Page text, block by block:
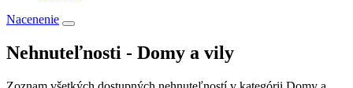
Nacenenie
Nehnuteľnosti - Domy a vily